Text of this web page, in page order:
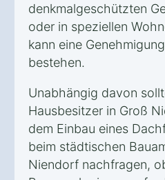
denkmalgeschützten
oder in speziellen
kann eine
bestehen.
Unabhängig davon
Hausbesitzer in Groß
dem Einbau eines
beim städtischen
Niendorf nachfragen,